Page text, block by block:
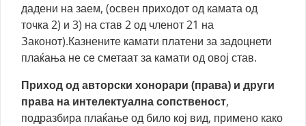
дадени на заем, (освен приходот од камата од
точка 2) и 3) на став 2 од членот 21 на
Законот).Казнените камати платени за задоцнети
плаќања не се сметаат за камати од овој став.
Приход од авторски хонорари (права) и други
права на интелектуална сопственост,
подразбира плаќање од било кој вид, примено како